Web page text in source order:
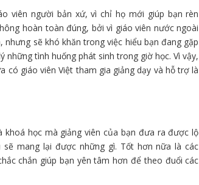
viên người bản xứ, vì chỉ họ mới giúp bạn rèn
hoàn toàn đúng, bởi vì giáo viên nước ngoài
sẽ khó khăn trong việc hiểu bạn đang gặp
tình huống phát sinh trong giờ học. Vì vậy,
giáo viên Việt tham gia giảng dạy và hỗ trợ là
học mà giảng viên của bạn đưa ra được lộ
mang lại được những gì. Tốt hơn nữa là các
chắn giúp bạn yên tâm hơn để theo đuổi các